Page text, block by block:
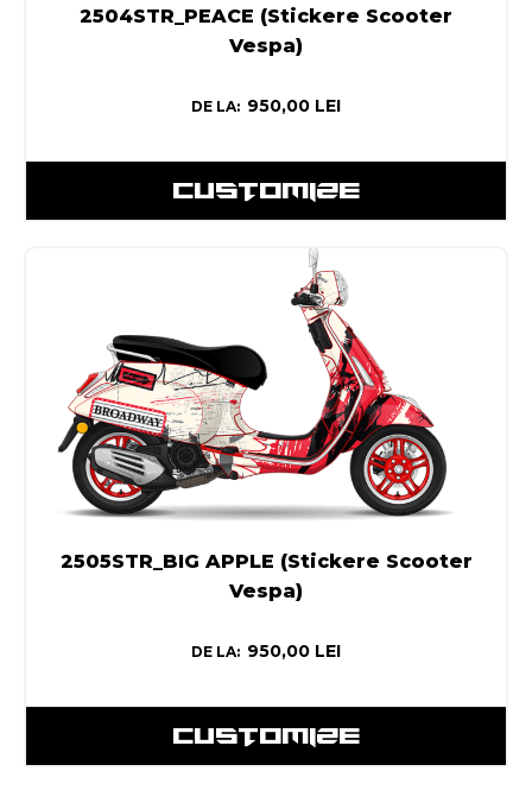
2504STR_PEACE (Stickere Scooter
Vespa)
DE LA: 950,00 LEI
CUSTOMIZE
2505STR_BIG APPLE (Stickere Scooter
Vespa)
DE LA: 950,00 LEI
CUSTOMIZE